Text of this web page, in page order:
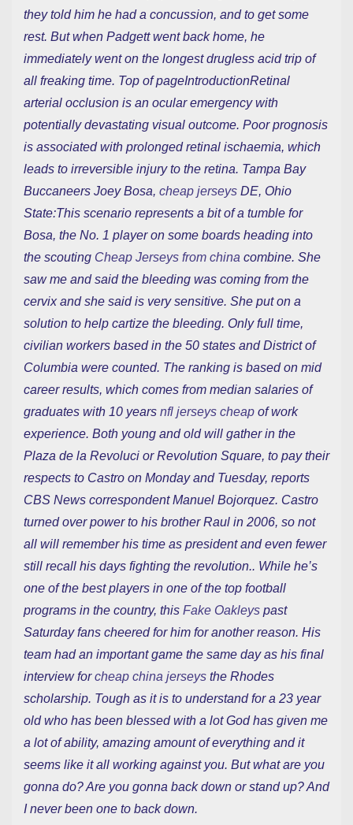
they told him he had a concussion, and to get some
rest. But when Padgett went back home, he
immediately went on the longest drugless acid trip of
all freaking time. Top of pageIntroductionRetinal
arterial occlusion is an ocular emergency with
potentially devastating visual outcome. Poor prognosis
is associated with prolonged retinal ischaemia, which
leads to irreversible injury to the retina. Tampa Bay
Buccaneers Joey Bosa, cheap jerseys DE, Ohio
State:This scenario represents a bit of a tumble for
Bosa, the No. 1 player on some boards heading into
the scouting Cheap Jerseys from china combine. She
saw me and said the bleeding was coming from the
cervix and she said is very sensitive. She put on a
solution to help cartize the bleeding. Only full time,
civilian workers based in the 50 states and District of
Columbia were counted. The ranking is based on mid
career results, which comes from median salaries of
graduates with 10 years nfl jerseys cheap of work
experience. Both young and old will gather in the
Plaza de la Revoluci or Revolution Square, to pay their
respects to Castro on Monday and Tuesday, reports
CBS News correspondent Manuel Bojorquez. Castro
turned over power to his brother Raul in 2006, so not
all will remember his time as president and even fewer
still recall his days fighting the revolution.. While he’s
one of the best players in one of the top football
programs in the country, this Fake Oakleys past
Saturday fans cheered for him for another reason. His
team had an important game the same day as his final
interview forcheap china jerseys the Rhodes
scholarship. Tough as it is to understand for a 23 year
old who has been blessed with a lot God has given me
a lot of ability, amazing amount of everything and it
seems like it all working against you. But what are you
gonna do? Are you gonna back down or stand up? And
I never been one to back down.